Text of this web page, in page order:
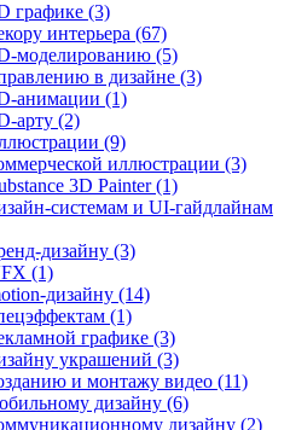
графике (3)
интерьера (67)
(5)
в дизайне (3)
(1)
(2)
(9)
иллюстрации (3)
3D Painter (1)
системам и UI-гайдлайнам
(3)
(1)
дизайну (14)
(1)
графике (3)
украшений (3)
и монтажу видео (11)
дизайну (6)
дизайну (2)